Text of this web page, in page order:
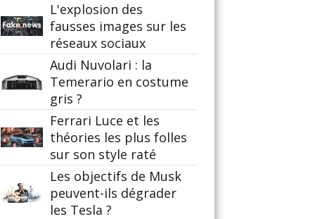
L'explosion des
fausses images sur les
réseaux sociaux
Audi Nuvolari : la
Temerario en costume
gris ?
Ferrari Luce et les
théories les plus folles
sur son style raté
Les objectifs de Musk
peuvent-ils dégrader
les Tesla ?